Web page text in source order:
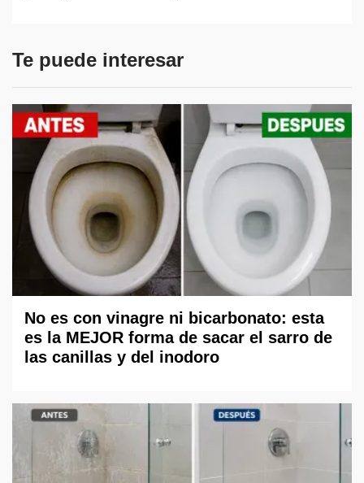
Te puede interesar
No es con vinagre ni bicarbonato: esta
es la MEJOR forma de sacar el sarro de
las canillas y del inodoro